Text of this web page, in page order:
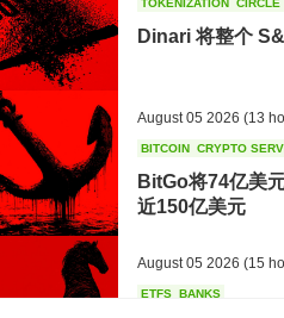
Dinari 将整个
August 05 2026 (13
BITCOIN CRYPTO
BitGo将74亿美
近150亿美元
August 05 2026 (15
ETFS BANKS